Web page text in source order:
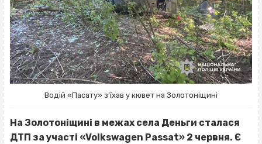
Водій «Пасату» з’їхав у кювет на Золотоніщині
На Золотоніщині в межах села Деньги сталася
ДТП за участі «Volkswagen Passat» 2 червня. Є